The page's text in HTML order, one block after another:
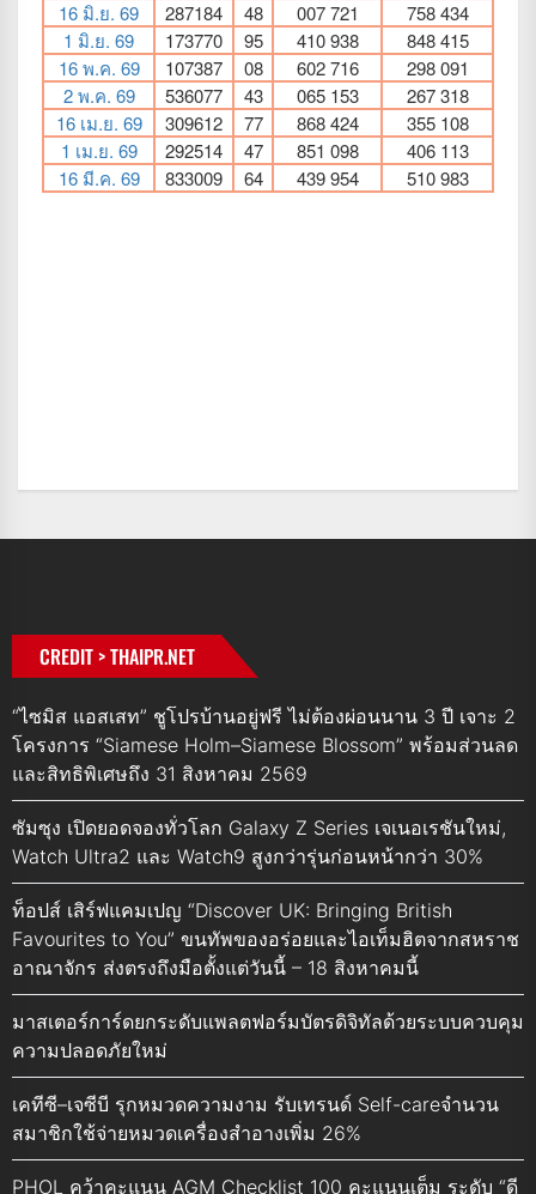
CREDIT > THAIPR.NET
“ไซมิส แอสเสท” ชูโปรบ้านอยู่ฟรี ไม่ต้องผ่อนนาน 3 ปี เจาะ 2
โครงการ “Siamese Holm–Siamese Blossom” พร้อมส่วนลด
และสิทธิพิเศษถึง 31 สิงหาคม 2569
ซัมซุง เปิดยอดจองทั่วโลก Galaxy Z Series เจเนอเรชันใหม่,
Watch Ultra2 และ Watch9 สูงกว่ารุ่นก่อนหน้ากว่า 30%
ท็อปส์ เสิร์ฟแคมเปญ “Discover UK: Bringing British
Favourites to You” ขนทัพของอร่อยและไอเท็มฮิตจากสหราช
อาณาจักร ส่งตรงถึงมือตั้งแต่วันนี้ – 18 สิงหาคมนี้
มาสเตอร์การ์ดยกระดับแพลตฟอร์มบัตรดิจิทัลด้วยระบบควบคุม
ความปลอดภัยใหม่
เคทีซี–เจซีบี รุกหมวดความงาม รับเทรนด์ Self-careจำนวน
สมาชิกใช้จ่ายหมวดเครื่องสำอางเพิ่ม 26%
PHOL คว้าคะแนน AGM Checklist 100 คะแนนเต็ม ระดับ “ดี